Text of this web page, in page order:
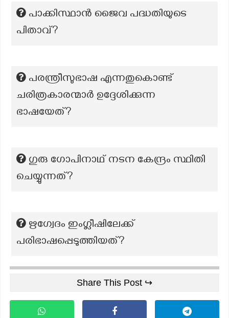
പാക്കിസ്ഥാൻ ജൈവ പദ്ധതിയുടെ
പിതാവ്?
പരന്ത്രീസുഭാഷ എന്നതുകൊണ്ട്
ചരിത്രകാരന്മാർ ഉദ്ദേശിക്കുന്ന
ഭാഷയേത്?
ഗുരു ഗോപിനാഥ് നടന കേന്ദ്രം സ്ഥിതി
ചെയ്യുന്നത്?
ഋഗ്വേദം ഇംഗ്ലീഷിലേക്ക്
പരിഭാഷപ്പെടുത്തിയത്?
Share This Post ↪